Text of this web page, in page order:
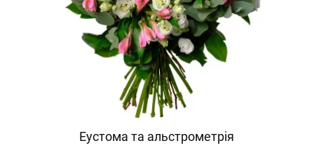
Еустома та альстрометрія